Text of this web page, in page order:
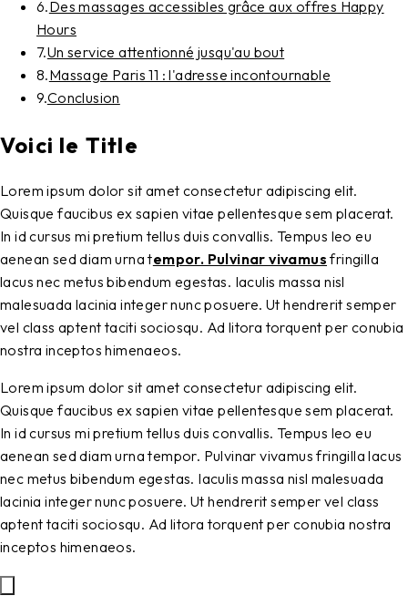
6.Des massages accessibles grâce aux offres Happy
Hours
7.Un service attentionné jusqu'au bout
8.Massage Paris 11 : l'adresse incontournable
9.Conclusion
Voici le Title
Lorem ipsum dolor sit amet consectetur adipiscing elit.
Quisque faucibus ex sapien vitae pellentesque sem placerat.
In id cursus mi pretium tellus duis convallis. Tempus leo eu
aenean sed diam urna tempor. Pulvinar vivamus fringilla
lacus nec metus bibendum egestas. Iaculis massa nisl
malesuada lacinia integer nunc posuere. Ut hendrerit semper
vel class aptent taciti sociosqu. Ad litora torquent per conubia
nostra inceptos himenaeos.
Lorem ipsum dolor sit amet consectetur adipiscing elit.
Quisque faucibus ex sapien vitae pellentesque sem placerat.
In id cursus mi pretium tellus duis convallis. Tempus leo eu
aenean sed diam urna tempor. Pulvinar vivamus fringilla lacus
nec metus bibendum egestas. Iaculis massa nisl malesuada
lacinia integer nunc posuere. Ut hendrerit semper vel class
aptent taciti sociosqu. Ad litora torquent per conubia nostra
inceptos himenaeos.